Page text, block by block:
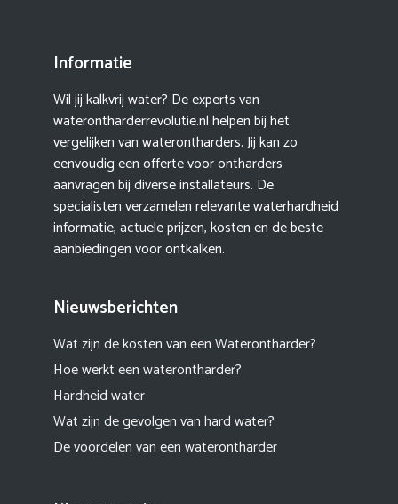
Informatie
Wil jij kalkvrij water? De experts van
waterontharderrevolutie.nl helpen bij het
vergelijken van waterontharders. Jij kan zo
eenvoudig een offerte voor ontharders
aanvragen bij diverse installateurs. De
specialisten verzamelen relevante waterhardheid
informatie, actuele prijzen, kosten en de beste
aanbiedingen voor ontkalken.
Nieuwsberichten
Wat zijn de kosten van een Waterontharder?
Hoe werkt een waterontharder?
Hardheid water
Wat zijn de gevolgen van hard water?
De voordelen van een waterontharder